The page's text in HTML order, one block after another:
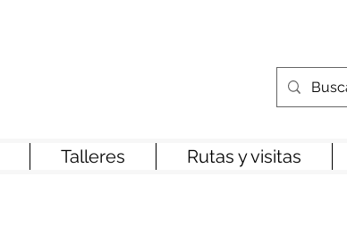
Talleres Rutas y visitas